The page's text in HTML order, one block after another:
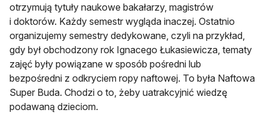
otrzymują tytuły naukowe bakałarzy, magistrów
i doktorów. Każdy semestr wygląda inaczej. Ostatnio
organizujemy semestry dedykowane, czyli na przykład,
gdy był obchodzony rok Ignacego Łukasiewicza, tematy
zajęć były powiązane w sposób pośredni lub
bezpośredni z odkryciem ropy naftowej. To była Naftowa
Super Buda. Chodzi o to, żeby uatrakcyjnić wiedzę
podawaną dzieciom.